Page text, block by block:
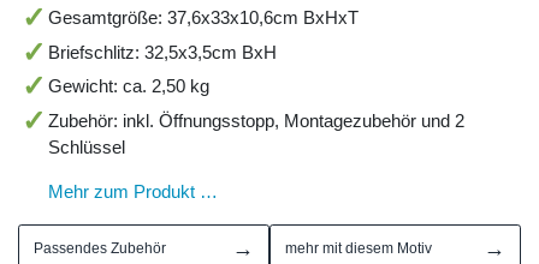
Gesamtgröße: 37,6x33x10,6cm BxHxT
Briefschlitz: 32,5x3,5cm BxH
Gewicht: ca. 2,50 kg
Zubehör: inkl. Öffnungsstopp, Montagezubehör und 2
Schlüssel
Mehr zum Produkt …
Passendes Zubehör → mehr mit diesem Motiv →